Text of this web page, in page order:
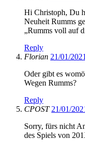
Hi Christoph, Du
Neuheit Rumms
„Rumms voll auf
Reply
Florian 21/01/
Oder gibt es
Wegen Rumms?
Reply
CPOST 21/01/
Sorry, fürs nicht
des Spiels von